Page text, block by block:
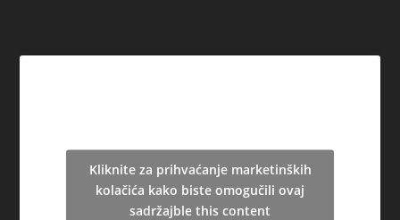
Kliknite za prihvaćanje marketinških
kolačića kako biste omogučili ovaj
sadržajble this content